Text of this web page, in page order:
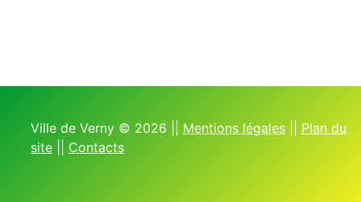
Ville de Verny © 2026 || Mentions légales
Plan du
site
Contacts